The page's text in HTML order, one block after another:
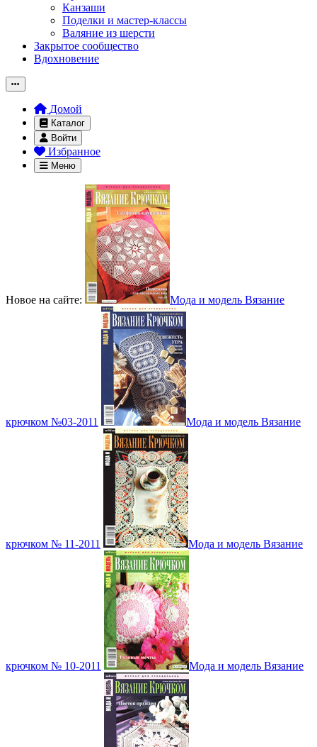
Канзаши
Поделки и мастер-классы
Валяние из шерсти
Закрытое сообщество
Вдохновение
Домой
Каталог
Войти
Избранное
Меню
Новое на сайте: Мода и модель Вязание
крючком №03-2011 Мода и модель Вязание
крючком № 11-2011 Мода и модель Вязание
крючком № 10-2011 Мода и модель Вязание